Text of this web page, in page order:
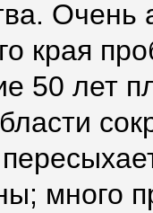
края
50 лет
много